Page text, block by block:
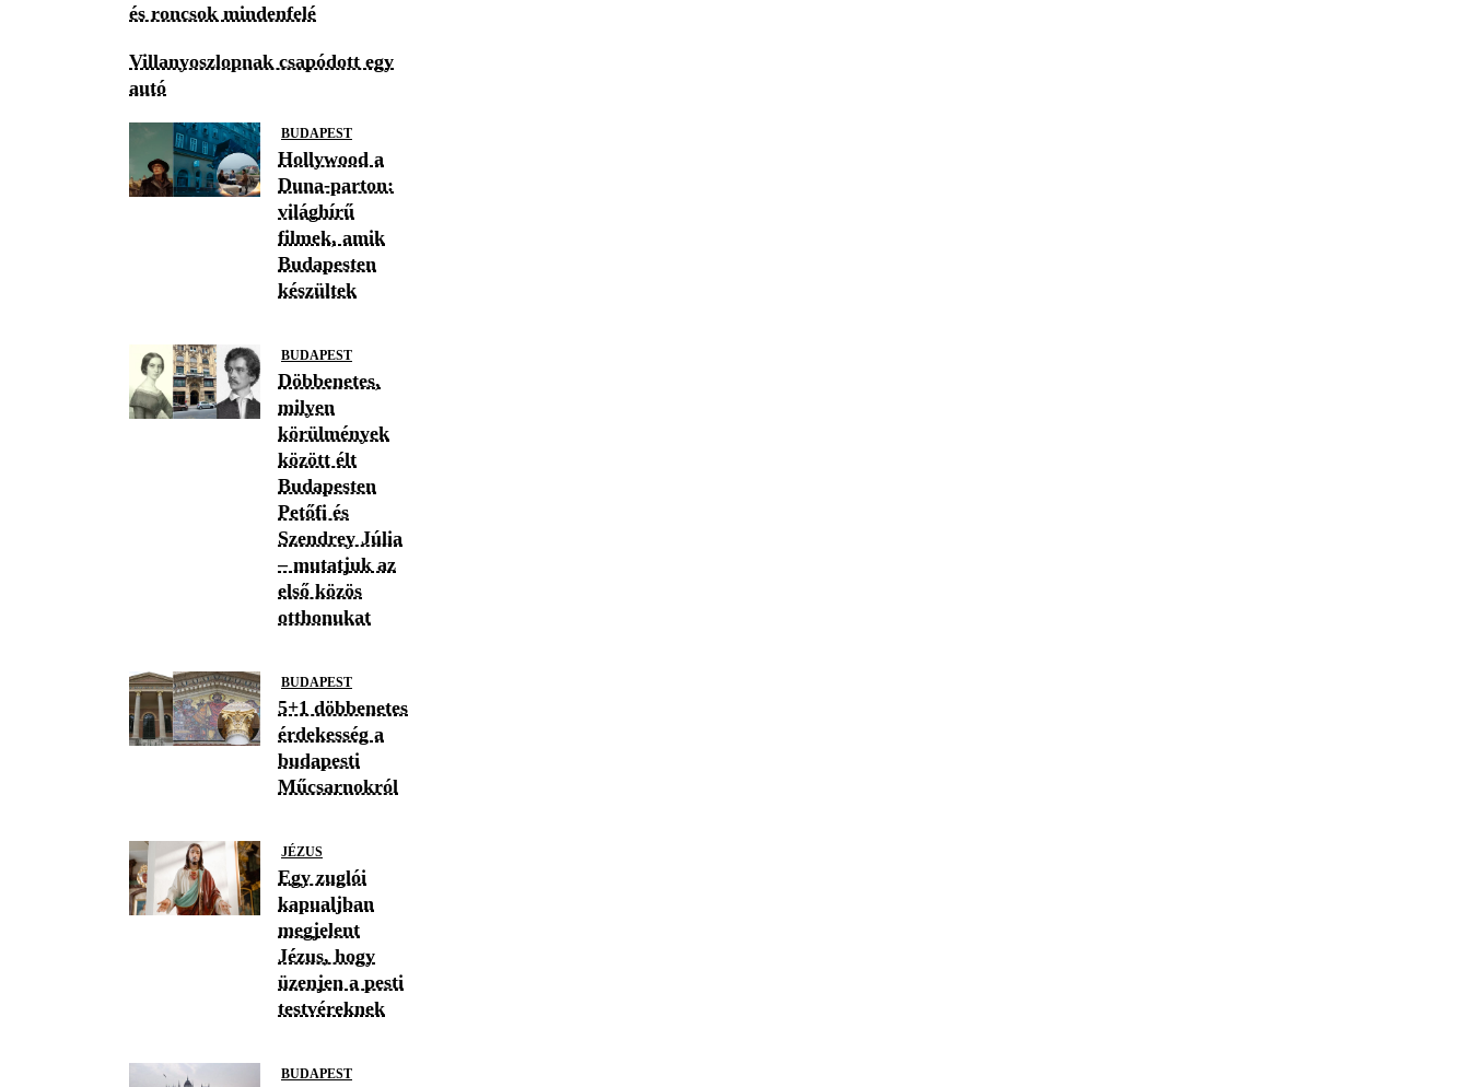
és roncsok mindenfelé
Villanyoszlopnak csapódott egy
autó
BUDAPEST
Hollywood a
Duna-parton:
világhírű
filmek, amik
Budapesten
készültek
BUDAPEST
Döbbenetes,
milyen
körülmények
között élt
Budapesten
Petőfi és
Szendrey Júlia
– mutatjuk az
első közös
otthonukat
BUDAPEST
5+1 döbbenetes
érdekesség a
budapesti
Műcsarnokról
JÉZUS
Egy zuglói
kapualjban
megjelent
Jézus, hogy
üzenjen a pesti
testvéreknek
BUDAPEST